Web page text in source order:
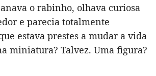
o rabinho, olhava curiosa
e parecia totalmente
estava prestes a mudar a vida
miniatura? Talvez. Uma figura?